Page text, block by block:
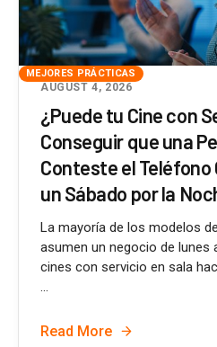
MEJORES PRÁCTICAS
AUGUST 4, 2026
¿Puede tu Cine con
Conseguir que una
Conteste el Teléfono
un Sábado por la
La mayoría de los modelos
asumen un negocio de lunes
cines con servicio en sala
...
Read More